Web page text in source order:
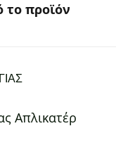
το προϊόν
Απλικατέρ